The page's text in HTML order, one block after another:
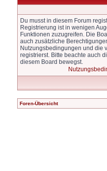
Du musst in diesem Forum
Registrierung ist in wenigen
Funktionen zuzugreifen. Die
auch zusätzliche
Nutzungsbedingungen und die
registrierst. Bitte beachte auch
diesem Board bewegst.
Foren-Übersicht